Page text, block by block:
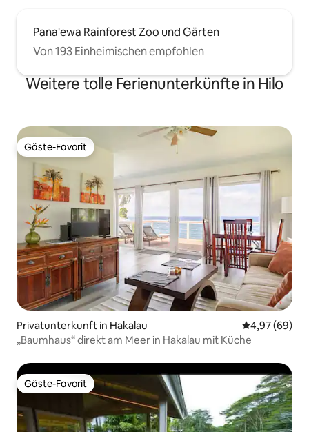
Pana'ewa Rainforest Zoo und Gärten
Von 193 Einheimischen empfohlen
Weitere tolle Ferienunterkünfte in Hilo
Gäste-Favorit
Gäste-Favorit
Privatunterkunft in Hakalau
4,97 (69)
„Baumhaus“ direkt am Meer in Hakalau mit Küche
Gäste-Favorit
Gäste-Favorit